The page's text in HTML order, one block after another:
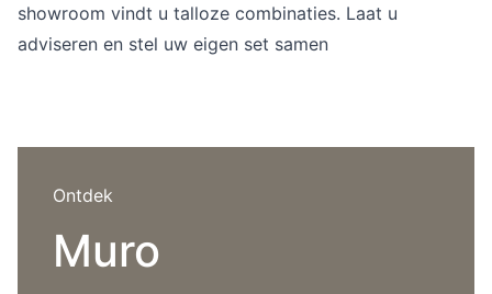
Overig
Prijscatalogi
3D modellen
Support
Nieuws
showroom vindt u talloze combinaties. Laat u
adviseren en stel uw eigen set samen
Ontdek
Muro